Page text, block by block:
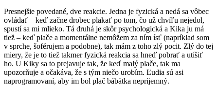
Presnejšie povedané, dve reakcie. Jedna je fyzická a nedá sa vôbec
ovládať – keď začne drobec plakať po tom, čo už chvíľu nejedol,
spustí sa mi mlieko. Tá druhá je skôr psychologická a Kika ju má
tiež – keď plače a momentálne nemôžem za ním ísť (napríklad som
v sprche, šoférujem a podobne), tak mám z toho zlý pocit. Zlý do tej
miery, že je to tiež takmer fyzická reakcia sa hneď pobrať a utíšiť
ho. U Kiky sa to prejavuje tak, že keď malý plače, tak ma
upozorňuje a očakáva, že s tým niečo urobím. Ľudia sú asi
naprogramovaní, aby im bol plač bábätka nepríjemný.